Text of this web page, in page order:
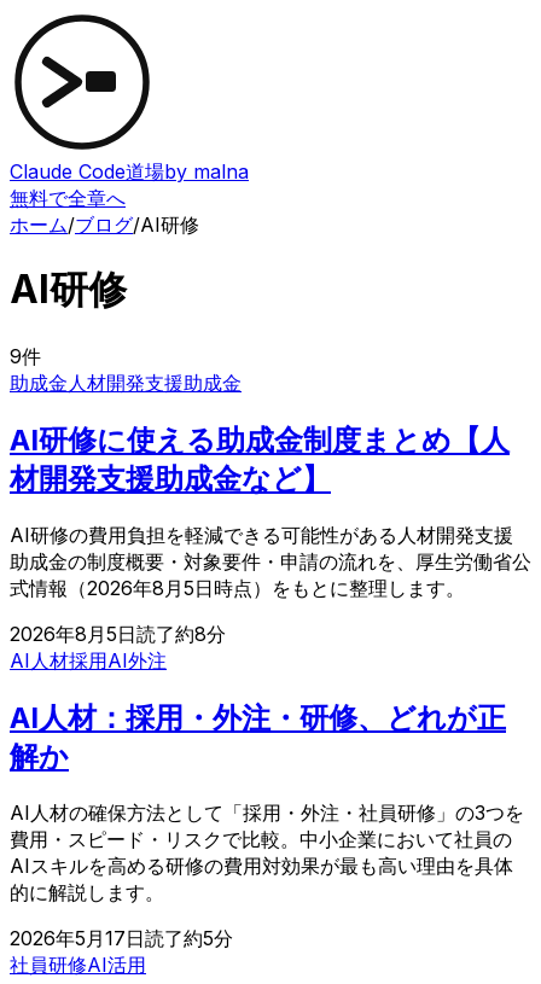
Claude Code道場by malna
無料で全章へ
ホーム/ブログ/AI研修
AI研修
9件
助成金 人材開発支援助成金
AI研修に使える助成金制度まとめ【人
材開発支援助成金など】
AI研修の費用負担を軽減できる可能性がある人材開発支援
助成金の制度概要・対象要件・申請の流れを、厚生労働省公
式情報（2026年8月5日時点）をもとに整理します。
2026年8月5日読了約8分
AI人材採用AI外注
AI人材：採用・外注・研修、どれが正
解か
AI人材の確保方法として「採用・外注・社員研修」の3つを
費用・スピード・リスクで比較。中小企業において社員の
AIスキルを高める研修の費用対効果が最も高い理由を具体
的に解説します。
2026年5月17日読了約5分
社員研修AI活用